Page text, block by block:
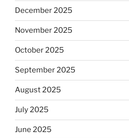
December 2025
November 2025
October 2025
September 2025
August 2025
July 2025
June 2025